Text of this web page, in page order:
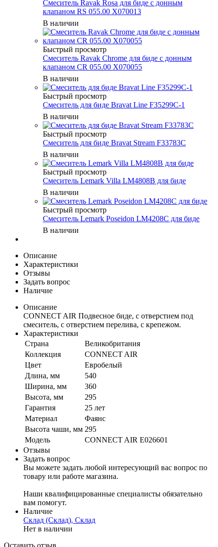
Смеситель Ravak Rosa для биде с донным
клапаном RS 055.00 X070013
В наличии
Быстрый просмотр
Смеситель Ravak Chrome для биде с донным
клапаном CR 055.00 X070055
В наличии
Быстрый просмотр
Смеситель для биде Bravat Line F35299C-1
В наличии
Быстрый просмотр
Смеситель для биде Bravat Stream F33783C
В наличии
Быстрый просмотр
Смеситель Lemark Villa LM4808B для биде
В наличии
Быстрый просмотр
Смеситель Lemark Poseidon LM4208C для биде
В наличии
Описание
Характеристики
Отзывы
Задать вопрос
Наличие
Описание
CONNECT AIR Подвесное биде, с отверстием под
смеситель, с отверстием перелива, с крепежом.
Характеристики
Страна
Великобритания
Коллекция
CONNECT AIR
Цвет
Евробелый
Длина, мм
540
Ширина, мм
360
Высота, мм
295
Гарантия
25 лет
Материал
Фаянс
Высота чаши, мм 295
Модель
CONNECT AIR E026601
Отзывы
Задать вопрос
Вы можете задать любой интересующий вас вопрос по
товару или работе магазина.
Наши квалифицированные специалисты обязательно
вам помогут.
Наличие
Склад (Склад), Склад
Нет в наличии
Оставить отзыв